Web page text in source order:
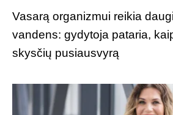
Vasarą organizmui reikia
vandens: gydytoja pataria,
skysčių pusiausvyrą